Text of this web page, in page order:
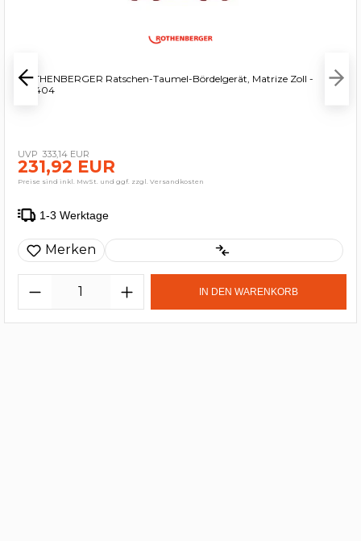
ROTHENBERGER Ratschen-Taumel-Bördelgerät, Matrize Zoll -
222404
333,14 EUR
231,92 EUR
Preise sind inkl. MwSt. und ggf. zzgl. Versandkosten
1-3 Werktage
Merken
IN DEN WARENKORB